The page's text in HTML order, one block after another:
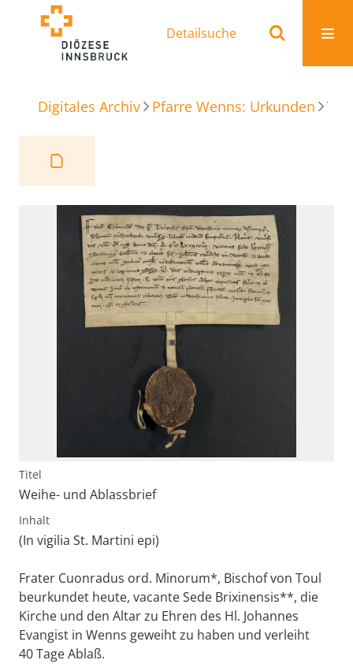
Detailsuche
Digitales Archiv Pfarre Wenns: Urkunden
Titel
Weihe- und Ablassbrief
Inhalt
(In vigilia St. Martini epi)
Frater Cuonradus ord. Minorum*, Bischof von Toul
beurkundet heute, vacante Sede Brixinensis**, die
Kirche und den Altar zu Ehren des Hl. Johannes
Evangist in Wenns geweiht zu haben und verleiht
40 Tage Ablaß.